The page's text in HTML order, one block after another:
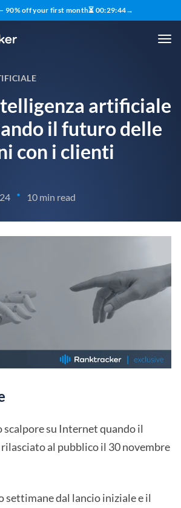
— 90% off your first month⏳ 00:29:43→
artificiale
il futuro delle
con i clienti
• 10 min read
scalpore su Internet quando il
al pubblico il 30 novembre
settimane dal lancio iniziale e il